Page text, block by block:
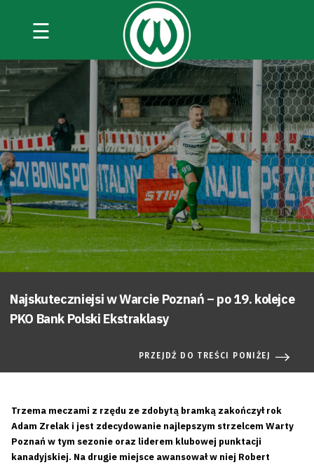
☰
Najskuteczniejsi w Warcie Poznań – po 19. kolejce
PKO Bank Polski Ekstraklasy
PRZEJDŹ DO TREŚCI PONIŻEJ
Trzema meczami z rzędu ze zdobytą bramką zakończył rok
Adam Zrelak i jest zdecydowanie najlepszym strzelcem Warty
Poznań w tym sezonie oraz liderem klubowej punktacji
kanadyjskiej. Na drugie miejsce awansował w niej Robert